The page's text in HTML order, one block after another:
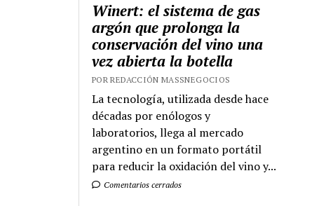
Winert: el sistema de gas
argón que prolonga la
conservación del vino una
vez abierta la botella
POR REDACCIÓN MASSNEGOCIOS
La tecnología, utilizada desde hace
décadas por enólogos y
laboratorios, llega al mercado
argentino en un formato portátil
para reducir la oxidación del vino y...
Comentarios cerrados